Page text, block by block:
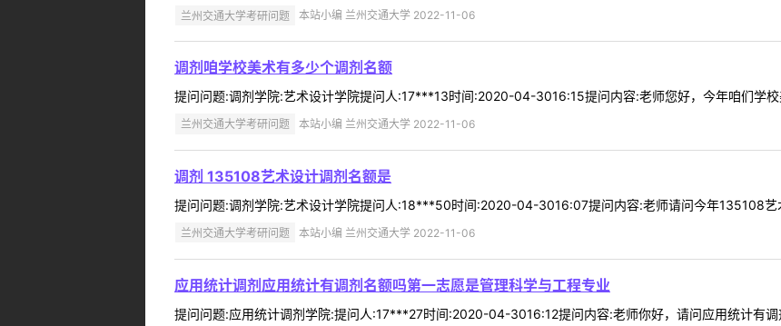
兰州交通大学考研问题 本站小编 兰州交通大学 2022-11-06
调剂咱学校美术有多少个调剂名额
提问问题:调剂学院:艺术设计学院提问人:17***13时间:2020-04-3016:15提问内容:老师您好，今年咱们学
兰州交通大学考研问题 本站小编 兰州交通大学 2022-11-06
调剂 135108艺术设计调剂名额是
提问问题:调剂学院:艺术设计学院提问人:18***50时间:2020-04-3016:07提问内容:老师请问今年135108艺
兰州交通大学考研问题 本站小编 兰州交通大学 2022-11-06
应用统计调剂应用统计有调剂名额吗第一志愿是管理科学与工程专业
提问问题:应用统计调剂学院:提问人:17***27时间:2020-04-3016:12提问内容:老师你好，请问应用统计有